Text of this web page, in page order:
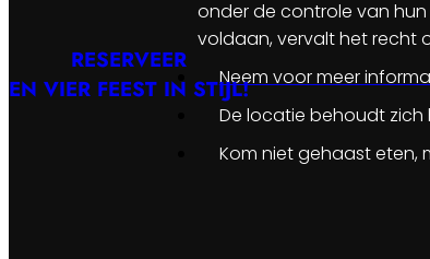
RESERVEER
EN VIER FEEST IN STIJL!
onder de controle van
voldaan, vervalt het recht
Neem voor meer
De locatie behoudt
Kom niet gehaast eten,